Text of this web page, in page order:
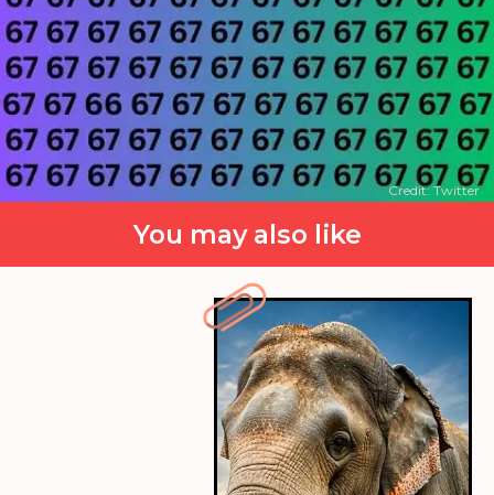
​66 ढूंढने का चैलेंंज​
Credit: Twitter
You may also like